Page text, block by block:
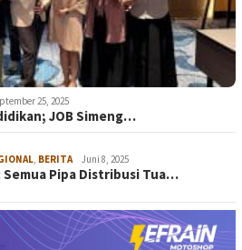
25, 2025
JOB Simeng…
BERITA Juni 8, 2025
Semua Pipa Distribusi Tua…